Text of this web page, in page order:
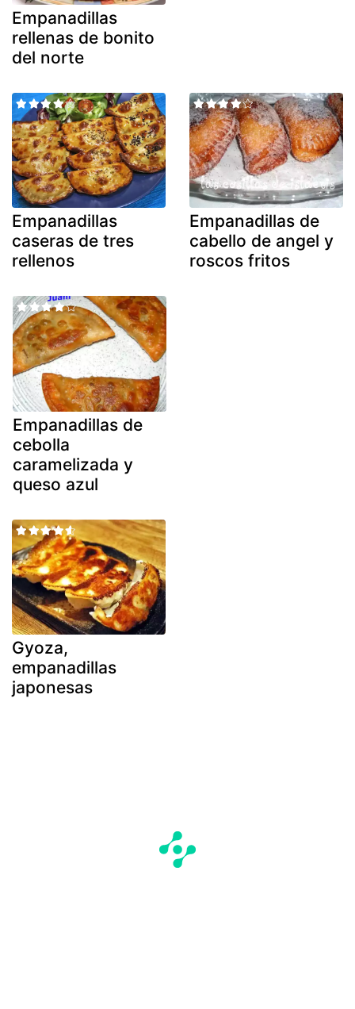
Empanadillas
rellenas de bonito
del norte
Empanadillas
caseras de tres
rellenos
Empanadillas de
cabello de angel y
roscos fritos
Empanadillas de
cebolla
caramelizada y
queso azul
Gyoza,
empanadillas
japonesas